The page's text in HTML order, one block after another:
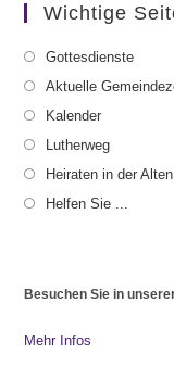
Wichtige
Gottesdienste
Aktuelle
Kalender
Lutherweg
Heiraten in der
Helfen Sie ...
Besuchen Sie in
Mehr Infos